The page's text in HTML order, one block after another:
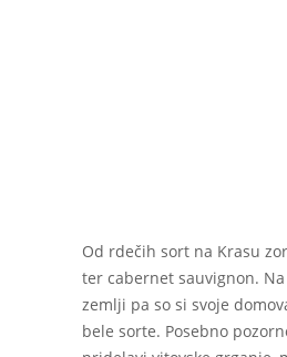
Od rdečih sort na Krasu
ter cabernet sauvignon.
zemlji pa so si svoje
bele sorte. Posebno